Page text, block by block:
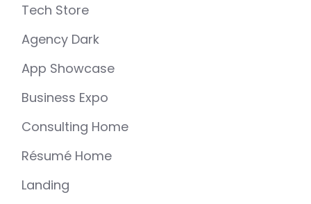
Tech Store
Agency Dark
App Showcase
Business Expo
Consulting Home
Résumé Home
Landing